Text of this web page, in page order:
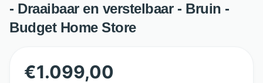
- Draaibaar en verstelbaar - Bruin -
Budget Home Store
€1.099,00